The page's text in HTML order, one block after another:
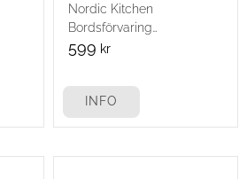
Nordic Kitchen
Bordsförvaring
Svart/Bambu
599 kr
INFO